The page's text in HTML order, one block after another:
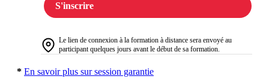
S'inscrire
Le lien de connexion à la formation à distance sera envoyé au
participant quelques jours avant le début de sa formation.
* En savoir plus sur session garantie